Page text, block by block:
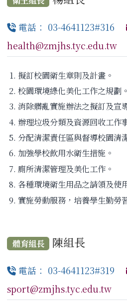
電話： 03-4641123#316
health@zmjhs.tyc.edu.tw
擬訂校園衛生章則及計畫。
校園環境綠化美化工作之規劃。
消除髒亂實施辦法之擬訂及宣
辦理垃圾分類及資源回收工作
分配清潔責任區與督導校園清
加強學校飲用水衛生措施。
廁所清潔管理及美化工作。
各種環境衛生用品之請領及使
實施勞動服務，培養學生勤勞
體育組長 陳組長
電話： 03-4641123#319
sport@zmjhs.tyc.edu.tw